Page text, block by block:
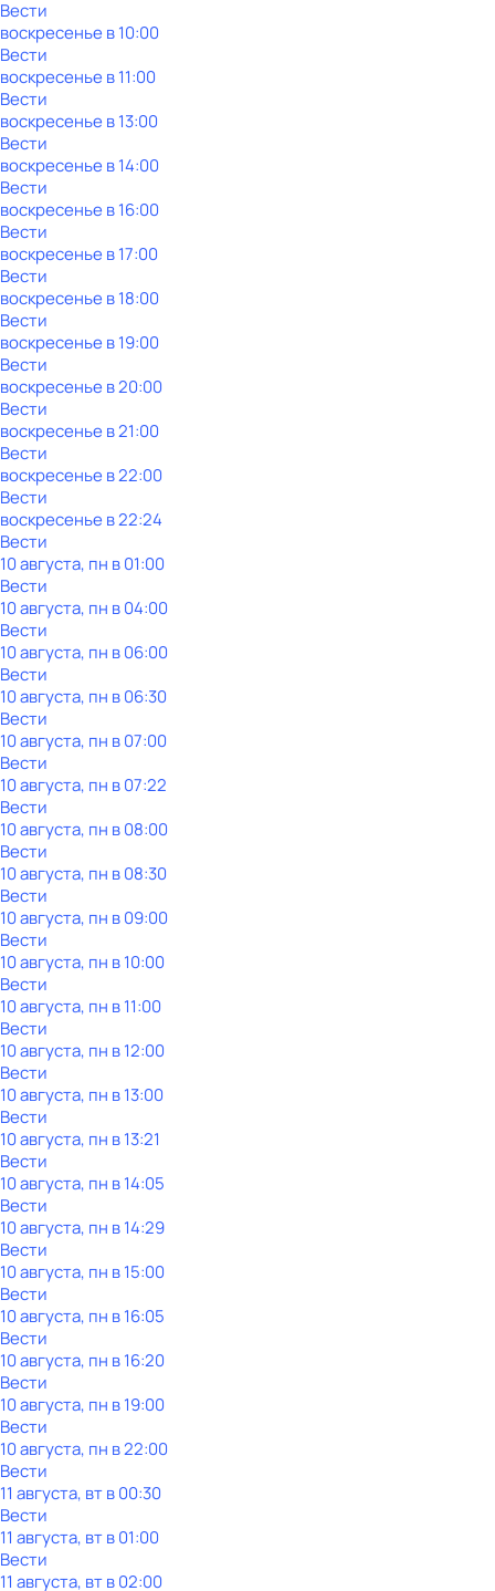
Вести
воскресенье в10:00
Вести
воскресенье в11:00
Вести
воскресенье в13:00
Вести
воскресенье в14:00
Вести
воскресенье в16:00
Вести
воскресенье в17:00
Вести
воскресенье в18:00
Вести
воскресенье в19:00
Вести
воскресенье в20:00
Вести
воскресенье в21:00
Вести
воскресенье в22:00
Вести
воскресенье в22:24
Вести
10 августа, пн в 01:00
Вести
10 августа, пн в 04:00
Вести
10 августа, пн в 06:00
Вести
10 августа, пн в 06:30
Вести
10 августа, пн в 07:00
Вести
10 августа, пн в 07:22
Вести
10 августа, пн в 08:00
Вести
10 августа, пн в 08:30
Вести
10 августа, пн в 09:00
Вести
10 августа, пн в 10:00
Вести
10 августа, пн в 11:00
Вести
10 августа, пн в 12:00
Вести
10 августа, пн в 13:00
Вести
10 августа, пн в 13:21
Вести
10 августа, пн в 14:05
Вести
10 августа, пн в 14:29
Вести
10 августа, пн в 15:00
Вести
10 августа, пн в 16:05
Вести
10 августа, пн в 16:20
Вести
10 августа, пн в 19:00
Вести
10 августа, пн в 22:00
Вести
11 августа, вт в 00:30
Вести
11 августа, вт в 01:00
Вести
11 августа, вт в 02:00